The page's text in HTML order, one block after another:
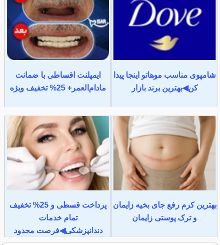
شامپوی مناسب موهاتو اینجا پیدا
کن◀بهترین برند بازار
ایمپلنت اقساطی با ضمانت
مادام‌العمر+ 25% تخفیف ویژه
بهترین کرم رفع جای بخیه زایمان
و ترک پوستی زایمان
پرداخت قسطی و 25% تخفیف
تمام خدمات
دندانپزشکی◀فرصت محدود